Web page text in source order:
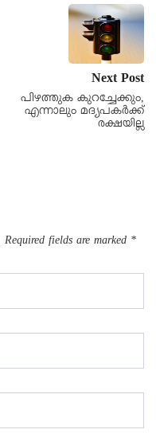
Next Post
പിഴത്തുക കുറച്ചേക്കും,
എന്നാലും മദ്യപകർക്ക്
രക്ഷയില്ല
Required fields are marked *